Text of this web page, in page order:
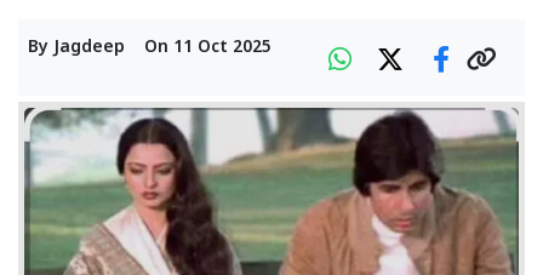
ByJagdeep On 11 Oct 2025